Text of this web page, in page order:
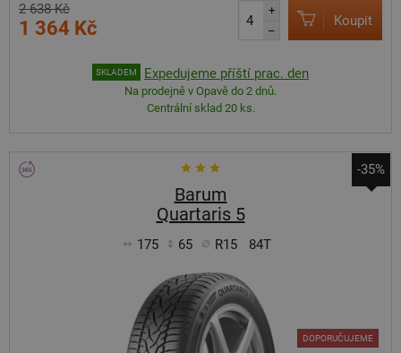
2 638 Kč
1 364 Kč
+
–
Koupit
SKLADEM Expedujeme příští prac. den
Na prodejně v Opavě do 2 dnů.
Centrální sklad 20 ks.
-35%
Barum
Quartaris 5
175 65 R15 84T
DOPORUČUJEME